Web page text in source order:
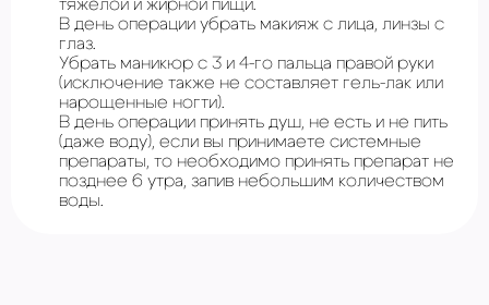
тяжёлой и жирной пищи.
В день операции убрать макияж с лица, линзы с
глаз.
Убрать маникюр с 3 и 4-го пальца правой руки
(исключение также не составляет гель-лак или
нарощенные ногти).
В день операции принять душ, не есть и не пить
(даже воду), если вы принимаете системные
препараты, то необходимо принять препарат не
позднее 6 утра, запив небольшим количеством
воды.